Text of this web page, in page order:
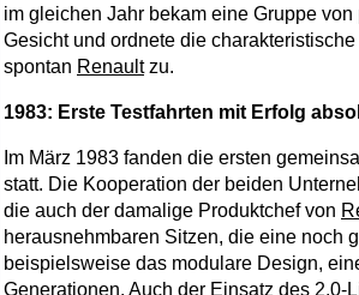
im gleichen Jahr bekam eine Gruppe
Gesicht und ordnete die
spontan Renaultzu.
1983: Erste Testfahrten mit Erfolg
Im März 1983 fanden die ersten
statt. Die Kooperation der beiden
die auch der damalige Produktchef von
herausnehmbaren Sitzen, die eine noch
beispielsweise das modulare Design,
Generationen. Auch der Einsatz des 2,0-